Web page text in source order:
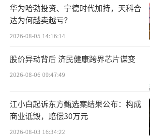
467万元，研发费用是3649万
期销售和研发都在加大投入.
澳华内镜目前的业务聚焦
域，并且当前阶段暂无向其他
划。其中，细镜业务处于导入
能进一步增加公司整体收入增长
海外业务方面，当前主要
华为哈勃投资、宁德时代加持，天科合
达为何越卖越亏？
2026-08-05 14:16:14
股价异动背后 济民健康跨界芯片谋变
2026-08-06 09:47:49
江小白起诉东方甄选案结果公布：构成
商业诋毁，赔偿30万元
2026-08-03 16:34:22